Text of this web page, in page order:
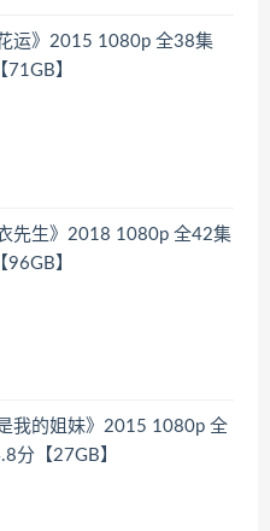
运》2015 1080p 全38集
】
先生》2018 1080p 全42集
】
我的姐妹》2015 1080p 全
分【27GB】